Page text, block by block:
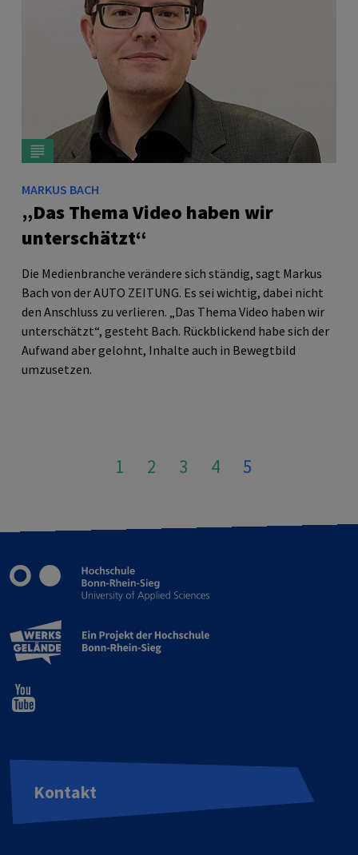
MARKUS BACH
„Das Thema Video haben wir
unterschätzt“
Die Medienbranche verändere sich ständig, sagt Markus
Bach von derAUTO ZEITUNG. Es sei wichtig, dabei nicht
den Anschluss zu verlieren. „Das Thema Video haben wir
unterschätzt“, gesteht Bach. Rückblickend habe sich der
Aufwand aber gelohnt, Inhalte auch in Bewegtbild
umzusetzen.
1 2 3 4 5
Kontakt